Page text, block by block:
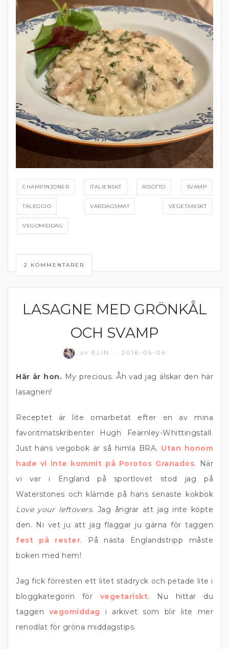
CHAMPINJONER ITALIENSKT RISOTTO SVAMP
TALEGGIO VARDAGSMAT VEGETARISKT
VEGOMIDDAG
2 KOMMENTARER
VEGETARISK MIDDAG
LASAGNE MED GRÖNKÅL
OCH SVAMP
av ELIN 2016-05-06
Här är hon. My precious. Åh vad jag älskar den här
lasagnen!
Receptet är lite omarbetat efter en av mina
favoritmatskribenter Hugh Fearnley-Whittingstall.
Just hans vegobok är så himla BRA. Utan honom
hade vi inte kommit på Porotos Granados. När
vi var i England på sportlovet stod jag på
Waterstones och klämde på hans senaste kokbok
Love your leftovers. Jag ångrar att jag inte köpte
den. Ni vet ju att jag flaggar ju gärna för taggen
fest på rester. På nästa Englandstripp måste
boken med hem!
Jag fick förresten ett litet städryck och petade lite i
bloggkategorin för vegetariskt. Nu hittar du
taggen vegomiddag i arkivet som blir lite mer
renodlat för gröna middagstips.